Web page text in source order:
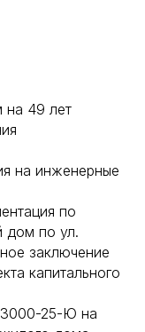
на 49 лет
на инженерные
по
дом по ул.
заключение
капитального
25-Ю на